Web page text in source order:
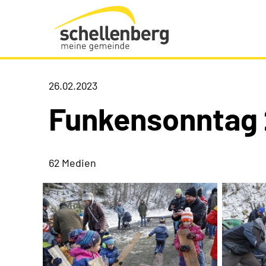
Gemeinde Schellenberg Startseite
26.02.2023
Funkensonntag
62 Medien